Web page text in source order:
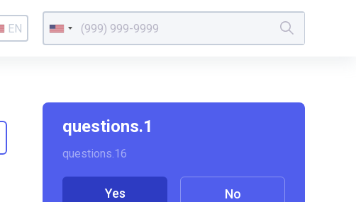
EN
questions.1
questions.16
Yes No